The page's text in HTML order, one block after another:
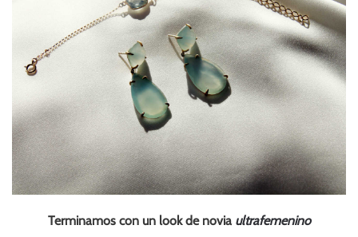
Terminamos con un look de novia ultrafemenino